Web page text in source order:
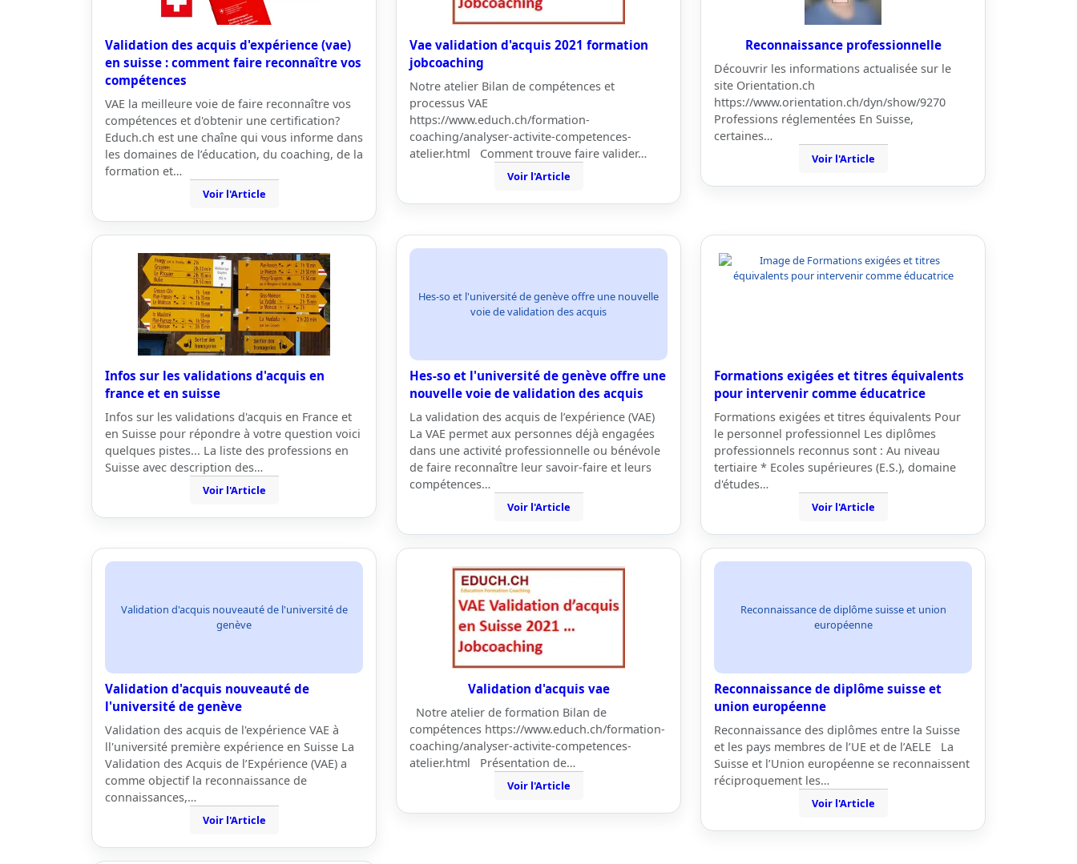
Validation des acquis d'expérience (vae)
en suisse : comment faire reconnaître vos
compétences
VAE la meilleure voie de faire reconnaître vos
compétences et d'obtenir une certification?
Educh.ch est une chaîne qui vous informe dans
les domaines de l’éducation, du coaching, de la
formation et…
Voir l'Article
Vae validation d'acquis 2021 formation
jobcoaching
Notre atelier Bilan de compétences et
processus VAE
https://www.educh.ch/formation-
coaching/analyser-activite-competences-
atelier.html Comment trouve faire valider…
Voir l'Article
Reconnaissance professionnelle
Découvrir les informations actualisée sur le
site Orientation.ch
https://www.orientation.ch/dyn/show/9270
Professions réglementées En Suisse,
certaines…
Voir l'Article
Infos sur les validations d'acquis en
france et en suisse
Infos sur les validations d'acquis en France et
en Suisse pour répondre à votre question voici
quelques pistes... La liste des professions en
Suisse avec description des…
Voir l'Article
Hes-so et l'université de genève offre une nouvelle
voie de validation des acquis
Hes-so et l'université de genève offre une
nouvelle voie de validation des acquis
La validation des acquis de l’expérience (VAE)
La VAE permet aux personnes déjà engagées
dans une activité professionnelle ou bénévole
de faire reconnaître leur savoir-faire et leurs
compétences…
Voir l'Article
Formations exigées et titres équivalents
pour intervenir comme éducatrice
Formations exigées et titres équivalents Pour
le personnel professionnel Les diplômes
professionnels reconnus sont : Au niveau
tertiaire * Ecoles supérieures (E.S.), domaine
d'études…
Voir l'Article
Validation d'acquis nouveauté de l'université de
genève
Validation d'acquis nouveauté de
l'université de genève
Validation des acquis de l'expérience VAE à
ll'université première expérience en Suisse La
Validation des Acquis de l’Expérience (VAE) a
comme objectif la reconnaissance de
connaissances,…
Voir l'Article
Validation d'acquis vae
Notre atelier de formation Bilan de
compétences https://www.educh.ch/formation-
coaching/analyser-activite-competences-
atelier.html Présentation de…
Voir l'Article
Reconnaissance de diplôme suisse et union
européenne
Reconnaissance de diplôme suisse et
union européenne
Reconnaissance des diplômes entre la Suisse
et les pays membres de l’UE et de l’AELE La
Suisse et l’Union européenne se reconnaissent
réciproquement les…
Voir l'Article